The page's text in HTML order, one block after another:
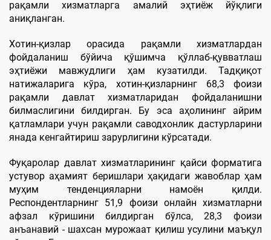
рақамли хизматларга амалий эҳтиёж йўқлиги
аниқланган.
Хотин-қизлар орасида рақамли хизматлардан
фойдаланиш бўйича қўшимча қўллаб-қувватлаш
эҳтиёжи мавжудлиги ҳам кузатилди. Тадқиқот
натижаларига кўра, хотин-қизларнинг 68,3 фоизи
рақамли давлат хизматларидан фойдаланишни
билмаслигини билдирган. Бу эса аҳолининг айрим
қатламлари учун рақамли саводхонлик дастурларини
янада кенгайтириш зарурлигини кўрсатади.
Фуқаролар давлат хизматларининг қайси форматига
устувор аҳамият беришлари ҳақидаги жавоблар ҳам
муҳим тенденцияларни намоён қилди.
Респондентларнинг 51,9 фоизи онлайн хизматларни
афзал кўришини билдирган бўлса, 28,3 фоизи
анъанавий - шахсан мурожаат қилиш усулини маъқул